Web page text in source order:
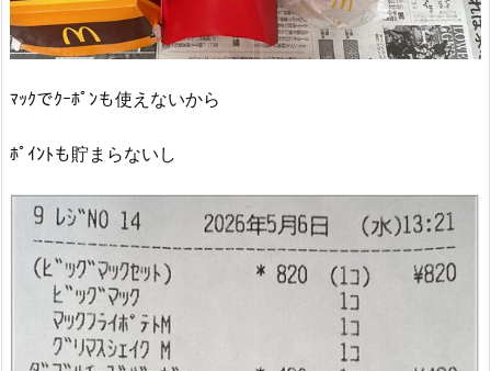
ﾏｯｸでｸｰﾎﾟﾝも使えないから
ﾎﾟｲﾝﾄも貯まらないし